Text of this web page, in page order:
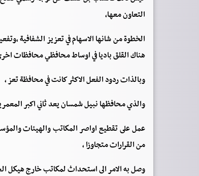
التعاون معها،
الخطوة من شانها الاسهام في تعزيز الشفافية
هناك القلق باديا في اوساط محافظي محافظات
وبالذات ردود الفعل الاكثر كانت في محافظة تعز ،
والذي محافظها نبيل شمسان يعد ثاني اكبر
عمل على تقطيع اواصر المكاتب والهيئات
من القرارات متجاوزا ،
وصل به الامر الى استحداث لمكاتب خارج هيكل